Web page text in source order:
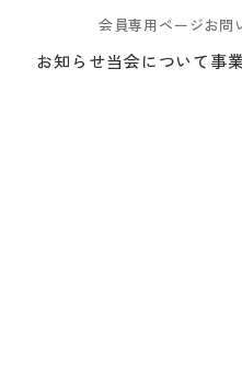
会員専用ページお問
お知らせ当会について事